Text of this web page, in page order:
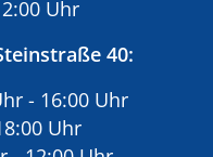
Uhr
40:
- 16:00 Uhr
Uhr